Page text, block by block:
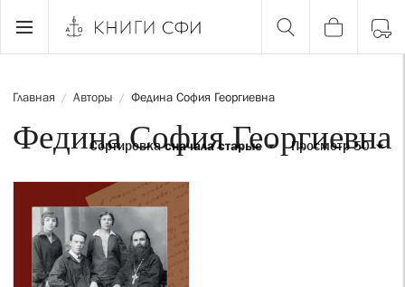
Главная / Авторы / Федина София Георгиевна
Федина София Георгиевна
Просмотр 50
Сортировкасначала старые